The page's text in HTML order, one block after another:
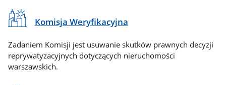
Komisja Weryfikacyjna
Zadaniem Komisji jest usuwanie skutków prawnych decyzji
reprywatyzacyjnych dotyczących nieruchomości
warszawskich.